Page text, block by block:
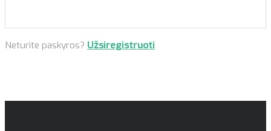
Neturite paskyros? Užsiregistruoti